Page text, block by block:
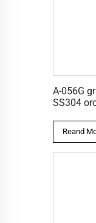
A-056G
SS304
Reand